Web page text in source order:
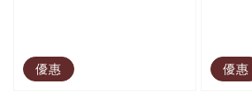
優惠 優惠